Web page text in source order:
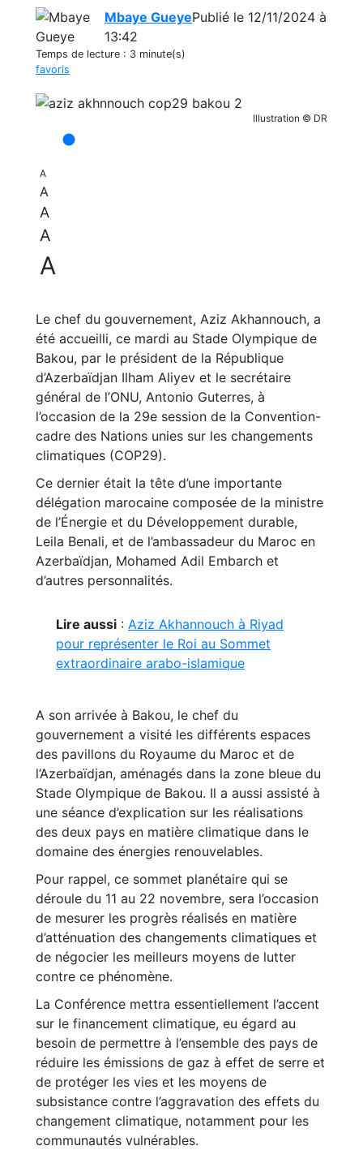
Mbaye GueyePublié le 12/11/2024 à
13:42
Temps de lecture : 3 minute(s)
favoris
Illustration © DR
A
A
A
A
A
Le chef du gouvernement, Aziz Akhannouch, a
été accueilli, ce mardi au Stade Olympique de
Bakou, par le président de la République
d’Azerbaïdjan Ilham Aliyev et le secrétaire
général de l’ONU, Antonio Guterres, à
l’occasion de la 29e session de la Convention-
cadre des Nations unies sur les changements
climatiques (COP29).
Ce dernier était la tête d’une importante
délégation marocaine composée de la ministre
de l’Énergie et du Développement durable,
Leila Benali, et de l’ambassadeur du Maroc en
Azerbaïdjan, Mohamed Adil Embarch et
d’autres personnalités.
Lire aussi : Aziz Akhannouch à Riyad
pour représenter le Roi au Sommet
extraordinaire arabo-islamique
A son arrivée à Bakou, le chef du
gouvernement a visité les différents espaces
des pavillons du Royaume du Maroc et de
l’Azerbaïdjan, aménagés dans la zone bleue du
Stade Olympique de Bakou. Il a aussi assisté à
une séance d’explication sur les réalisations
des deux pays en matière climatique dans le
domaine des énergies renouvelables.
Pour rappel, ce sommet planétaire qui se
déroule du 11 au 22 novembre, sera l’occasion
de mesurer les progrès réalisés en matière
d’atténuation des changements climatiques et
de négocier les meilleurs moyens de lutter
contre ce phénomène.
La Conférence mettra essentiellement l’accent
sur le financement climatique, eu égard au
besoin de permettre à l’ensemble des pays de
réduire les émissions de gaz à effet de serre et
de protéger les vies et les moyens de
subsistance contre l’aggravation des effets du
changement climatique, notamment pour les
communautés vulnérables.